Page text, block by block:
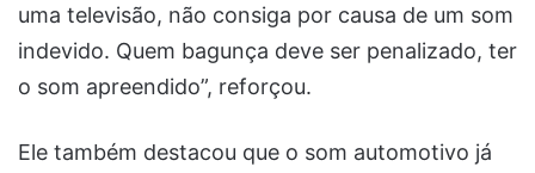
uma televisão, não consiga por causa de um som
indevido. Quem bagunça deve ser penalizado, ter
o som apreendido”, reforçou.
Ele também destacou que o som automotivo já